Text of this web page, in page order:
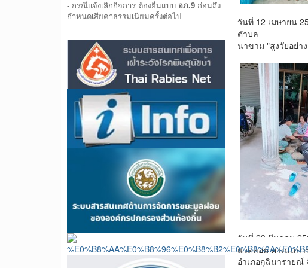
- กรณีแจ้งเลิกกิจการ ต้องยื่นแบบ อภ.9 ก่อนถึง
กำหนดเสียค่าธรรมเนียมครั้งต่อไป
วันที่ 12 เมษายน
ตำบล
นาขาม "สูงวัยอย่
วันที่ 23 มีนาคม
แวดล้อม ดำเนินก
อำเภอกุฉินาราย